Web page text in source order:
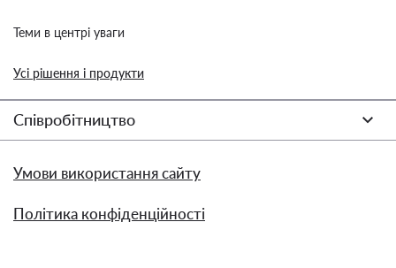
Теми в центрі уваги
Усі рішення і продукти
Співробітництво
Умови використання сайту
Політика конфіденційності